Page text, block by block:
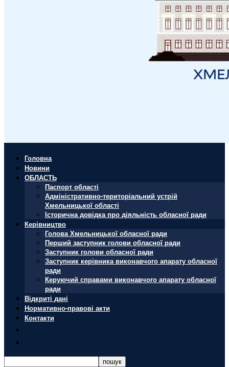
Головна
Новини
ОБЛАСТЬ
Паспорт області
Адміністративно-територіальний устрій
Хмельницької області
Історична довідка про діяльність обласної ради
Керівництво
Голова Хмельницької обласної ради
Перший заступник голови обласної ради
Заступник голови обласної ради
Заступник керівника виконавчого апарату обласної
ради
Керуючий справами виконавчого апарату обласної
ради
Відкриті дані
Нормативно-правові акти
Контакти